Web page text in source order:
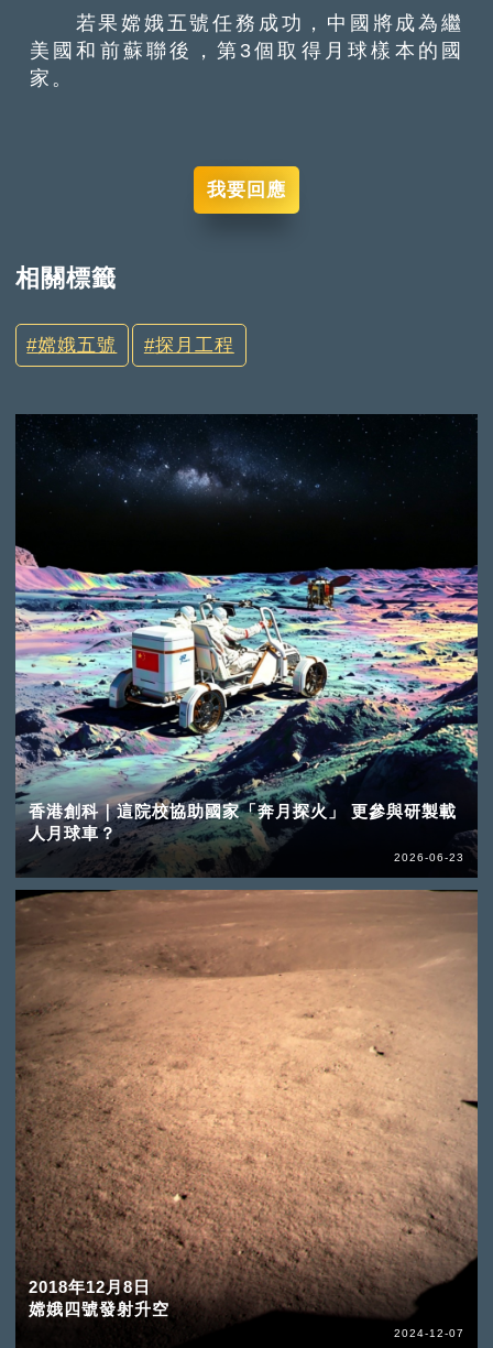
若果嫦娥五號任務成功，中國將成為繼
美國和前蘇聯後，第3個取得月球樣本的國
家。
我要回應
相關標籤
嫦娥五號 探月工程
香港創科｜這院校協助國家「奔月探火」 更參與研製載
人月球車？
2026-06-23
2018年12月8日
嫦娥四號發射升空
2024-12-07